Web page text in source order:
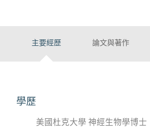
主要經歷 論文與著作
學歷
美國杜克大學 神經生物學博士